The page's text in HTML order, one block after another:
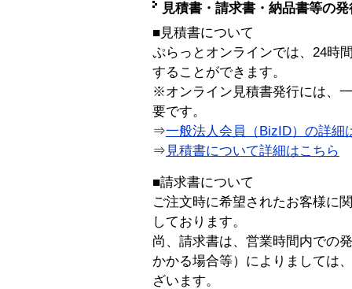
見積書・請求書・納品書等の
■見積書について
ぷらっとオンラインでは、24時
することができます。
※オンライン見積書発行には、
要です。
⇒一般法人会員（BizID）の詳細
⇒ 見積書について詳細はこちら
■請求書について
ご注文時に希望されたお客様に
しております。
尚、請求書は、営業時間内での
かかる場合等）によりましては
ざいます。